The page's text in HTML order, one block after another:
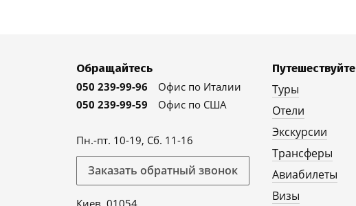
Обращайтесь
050 239-99-96
Офис по Италии
050 239-99-59
Офис по США
Пн.-пт. 10-19, Сб. 11-16
Заказать обратный звонок
Киев, 01054
Путешествуйте
Туры
Отели
Экскурсии
Трансферы
Авиабилеты
Визы